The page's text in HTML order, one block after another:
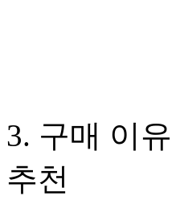
3. 구매 이
추천